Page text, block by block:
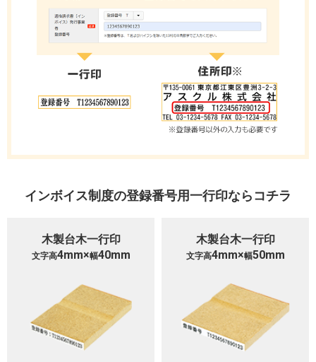
インボイス制度の登録番号用一行印ならコチラ
木製台木一行印
文字高4mm×幅40mm
木製台木一行印
文字高4mm×幅50mm